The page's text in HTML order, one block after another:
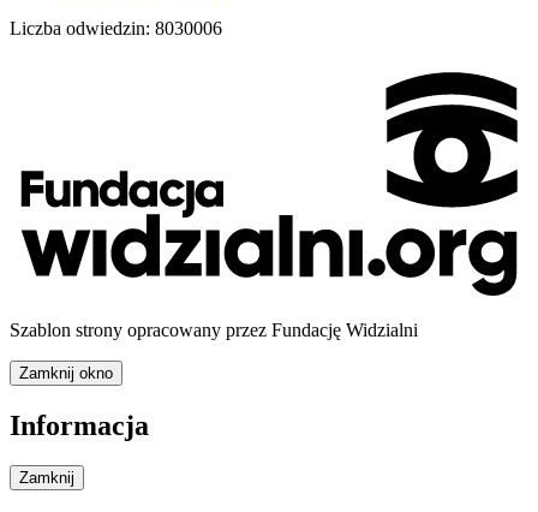
Liczba odwiedzin: 8030006
Szablon strony opracowany przez Fundację Widzialni
Zamknij okno
Informacja
Zamknij